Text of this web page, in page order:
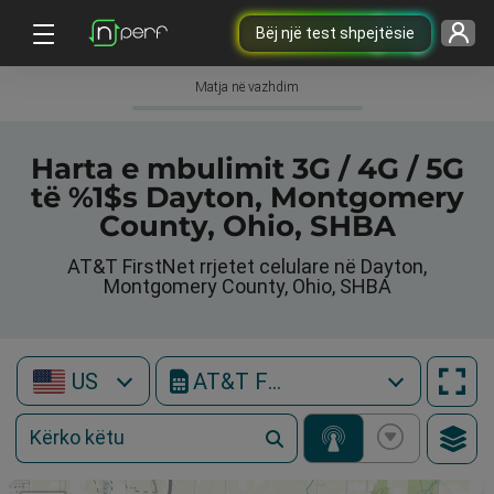
Bëj një test shpejtësie
Matja në vazhdim
Harta e mbulimit 3G / 4G / 5G
të %1$s Dayton, Montgomery
County, Ohio, SHBA
AT&T FirstNet rrjetet celulare në Dayton,
Montgomery County, Ohio, SHBA
US AT&T FirstNet